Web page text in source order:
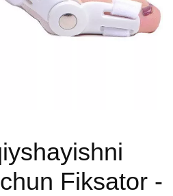
Fiksator -